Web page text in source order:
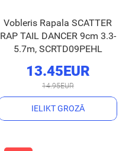
Vobleris Rapala SCATTER
RAP TAIL DANCER 9cm 3.3-
5.7m, SCRTD09PEHL
13.45EUR
14.95EUR
IELIKT GROZĀ